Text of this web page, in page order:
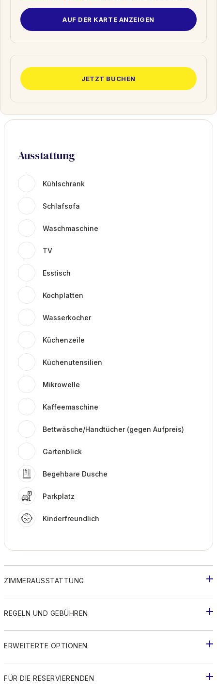
AUF DER KARTE ANZEIGEN
JETZT BUCHEN
Ausstattung
Kühlschrank
Schlafsofa
Waschmaschine
TV
Esstisch
Kochplatten
Wasserkocher
Küchenzeile
Küchenutensilien
Mikrowelle
Kaffeemaschine
Bettwäsche/Handtücher (gegen Aufpreis)
Gartenblick
Begehbare Dusche
Parkplatz
Kinderfreundlich
ZIMMERAUSSTATTUNG
REGELN UND GEBÜHREN
ERWEITERTE OPTIONEN
FÜR DIE RESERVIERENDEN